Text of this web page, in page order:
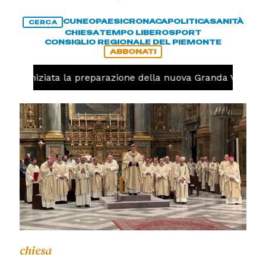
CERCA CUNEOPAESICRONACAPOLITICASANITÀ
CHIESATEMPO LIBEROSPORT
CONSIGLIO REGIONALE DEL PIEMONTE
ABBONATI
iniziata la preparazione della nuova Granda Volley
chiesa